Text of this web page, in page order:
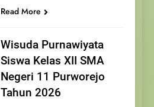
Read More
Wisuda Purnawiyata
Siswa Kelas XII SMA
Negeri 11 Purworejo
Tahun 2026